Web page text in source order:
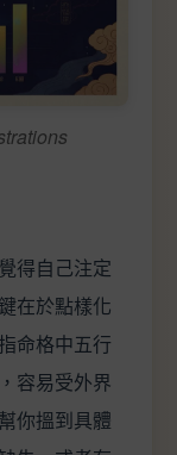
得自己注定
在於點樣化
命格中五行
容易受外界
你搵到具體